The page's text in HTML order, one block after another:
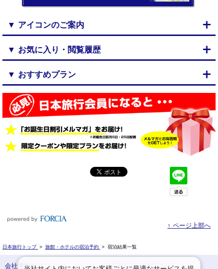
▼ アイコンのご案内
▼ お気に入り・閲覧履歴
▼ おすすめプラン
↑ ページ上部へ
日本旅行トップ > 旅館・ホテルの宿泊予約 > 宿泊結果一覧
会社情報 プライバシーポリシー